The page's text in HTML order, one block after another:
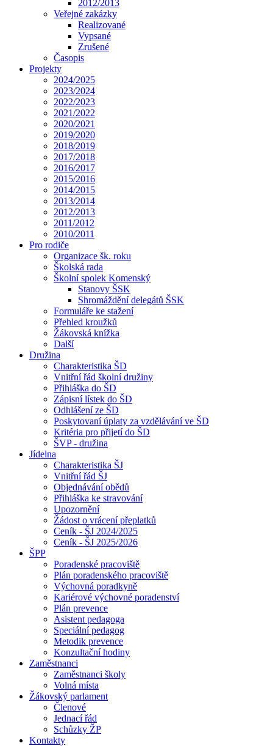
2012/2013
Veřejné zakázky
Realizované
Vypsané
Zrušené
Časopis
Projekty
2024/2025
2023/2024
2022/2023
2021/2022
2020/2021
2019/2020
2018/2019
2017/2018
2016/2017
2015/2016
2014/2015
2013/2014
2012/2013
2011/2012
2010/2011
Pro rodiče
Organizace šk. roku
Školská rada
Školní spolek Komenský
Stanovy ŠSK
Shromáždění delegátů ŠSK
Formuláře ke stažení
Přehled kroužků
Žákovská knížka
Další
Družina
Charakteristika ŠD
Vnitřní řád školní družiny
Přihláška do ŠD
Zápisní lístek do ŠD
Odhlášení ze ŠD
Poskytovaní úplaty za vzdělávání ve ŠD
Kritéria pro přijetí do ŠD
ŠVP - družina
Jídelna
Charakteristika ŠJ
Vnitřní řád ŠJ
Objednávání obědů
Přihláška ke stravování
Upozornění
Žádost o vrácení přeplatků
Ceník - ŠJ 2024/2025
Ceník - ŠJ 2025/2026
ŠPP
Poradenské pracoviště
Plán poradenského pracoviště
Výchovná poradkyně
Kariérové výchovné poradenství
Plán prevence
Asistent pedagoga
Speciální pedagog
Metodik prevence
Konzultační hodiny
Zaměstnanci
Zaměstnanci školy
Volná místa
Žákovský parlament
Členové
Jednací řád
Schůzky ŽP
Kontakty